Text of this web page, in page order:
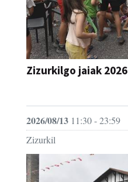
Zizurkilgo jaiak 2026
2026/08/13 11:30 - 23:59
Zizurkil